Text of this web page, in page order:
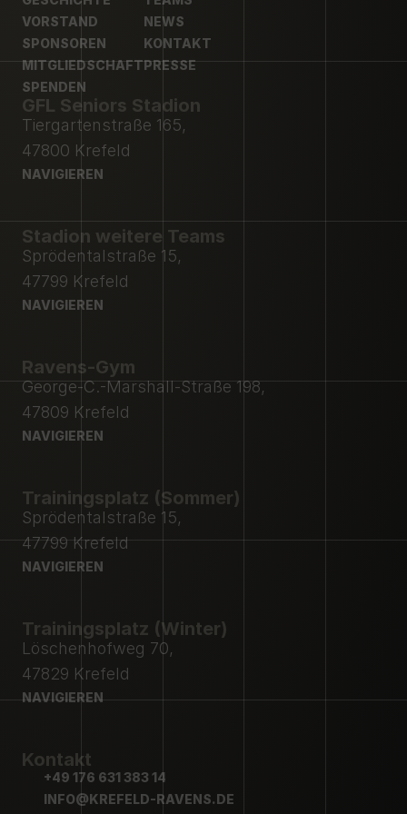
GESCHICHTE
VORSTAND
VORSTAND
SPONSOREN
SPONSOREN
MITGLIEDSCHAFT
MITGLIEDSCHAFT
SPENDEN
SPENDEN
TEAMS
NEWS
NEWS
KONTAKT
KONTAKT
PRESSE
GFL Seniors Stadion
Tiergartenstraße 165,
47800 Krefeld
NAVIGIEREN
Stadion weitere Teams
Sprödentalstraße 15,
47799 Krefeld
NAVIGIEREN
Ravens-Gym
George-C.-Marshall-Straße 198,
47809 Krefeld
NAVIGIEREN
Trainingsplatz (Sommer)
Sprödentalstraße 15,
47799 Krefeld
NAVIGIEREN
Trainingsplatz (Winter)
Löschenhofweg 70,
47829 Krefeld
NAVIGIEREN
Kontakt
+49 176 631 383 14
+49 176 631 383 14
INFO@KREFELD-RAVENS.DE